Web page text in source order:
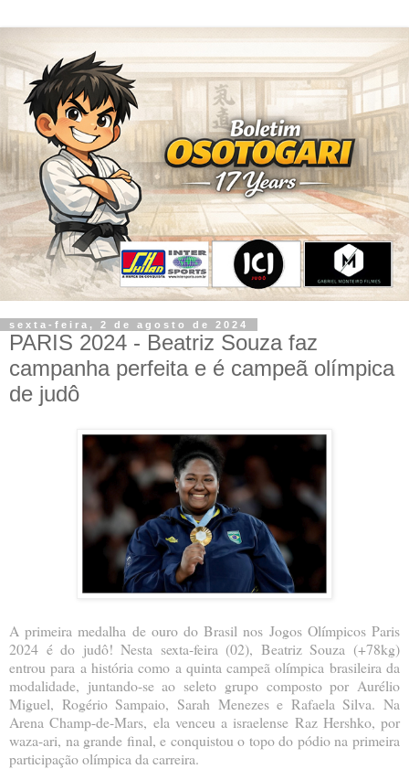
sexta-feira, 2 de agosto de 2024
PARIS 2024 - Beatriz Souza faz
campanha perfeita e é campeã olímpica
de judô
A primeira medalha de ouro do Brasil nos Jogos Olímpicos Paris
2024 é do judô! Nesta sexta-feira (02), Beatriz Souza (+78kg)
entrou para a história como a quinta campeã olímpica brasileira da
modalidade, juntando-se ao seleto grupo composto por Aurélio
Miguel, Rogério Sampaio, Sarah Menezes e Rafaela Silva. Na
Arena Champ-de-Mars, ela venceu a israelense Raz Hershko, por
waza-ari, na grande final, e conquistou o topodo pódio na primeira
participação olímpica da carreira.